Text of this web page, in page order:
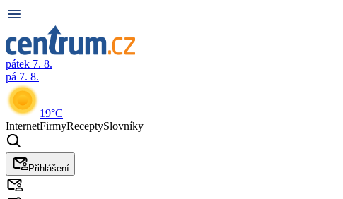
pátek 7. 8.
pá 7. 8.
19°C
InternetFirmyReceptySlovníky
Přihlášení